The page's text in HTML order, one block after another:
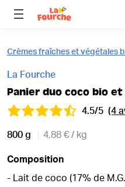
Crèmes fraîches et végétales
La Fourche
Panier duo coco bio
4.5/5 (4
800 g 4,88 € / kg
Composition
- Lait de coco (17% de